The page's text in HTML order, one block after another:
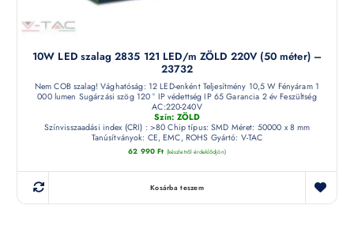
10W LED szalag 2835 121 LED/m ZÖLD 220V (50 méter) –
23732
Nem COB szalag! Vághatóság: 12 LED-enként Teljesítmény 10,5 W Fényáram 1
000 lumen Sugárzási szög 120 ° IP védettség IP 65 Garancia 2 év Feszültség
AC:220-240V
Szín: ZÖLD
Színvisszaadási index (CRI) : >80 Chip típus: SMD Méret: 50000 x 8 mm
Tanúsítványok: CE, EMC, ROHS Gyártó: V-TAC
62 990Ft (készletről érdeklődjön)
Kosárba teszem